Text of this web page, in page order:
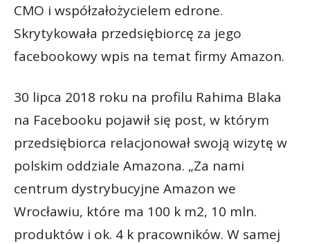
CMO i współzałożycielem edrone.
Skrytykowała przedsiębiorcę za jego
facebookowy wpis na temat firmy Amazon.
30 lipca 2018 roku na profilu Rahima Blaka
na Facebooku pojawił się post, w którym
przedsiębiorca relacjonował swoją wizytę w
polskim oddziale Amazona. „Za nami
centrum dystrybucyjne Amazon we
Wrocławiu, które ma 100 k m2, 10 mln.
produktów i ok. 4 k pracowników. W samej